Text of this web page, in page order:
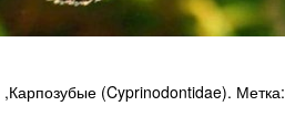
,Карпозубые (Cyprinodontidae). Метка: